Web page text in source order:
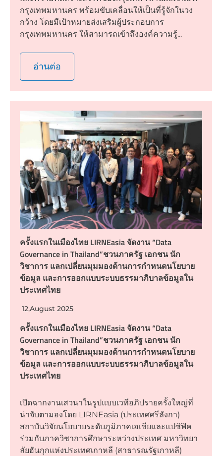
กรุงเทพมหานคร พร้อมขับเคลื่อนให้เป็นที่รู้จักในวง
กว้าง โดยมีเป้าหมายส่งเสริมผู้ประกอบการ
กรุงเทพมหานคร ให้สามารถเข้าถึงองค์ความรู้...
อ่านต่อ
ครั้งแรกในเมืองไทย LIRNEasia จัดงาน “Data
Governance in Thailand”ชวนภาครัฐ เอกชน นัก
วิชาการ แลกเปลี่ยนมุมมองด้านการกำหนดนโยบาย
ข้อมูล และการออกแบบระบบธรรมาภิบาลข้อมูลใน
ประเทศไทย
12,August 2025
ครั้งแรกในเมืองไทย LIRNEasia จัดงาน “Data
Governance in Thailand”ชวนภาครัฐ เอกชน นัก
วิชาการ แลกเปลี่ยนมุมมองด้านการกำหนดนโยบาย
ข้อมูล และการออกแบบระบบธรรมาภิบาลข้อมูลใน
ประเทศไทย
เปิดฉากงานเสวนาในรูปแบบเวทีอภิปรายครั้งใหญ่ที่
น่าจับตามองโดย LIRNEasia (ประเทศศรีลังกา)
สถาบันวิจัยนโยบายระดับภูมิภาคเอเชียและแปซิฟิค
ร่วมกับภาควิชาการศึกษาระหว่างประเทศ มหาวิทยา
ลัยฮันกุกแห่งประเทศเกาหลี (สาธารณรัฐเกาหลี)